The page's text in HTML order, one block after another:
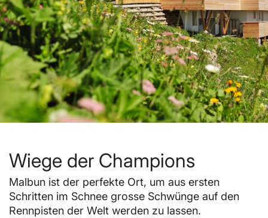
Wiege der Champions
Malbun ist der perfekte Ort, um aus ersten
Schritten im Schnee grosse Schwünge auf den
Rennpisten der Welt werden zu lassen.